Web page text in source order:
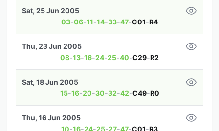
03-06-11-14-33-47-C01-R4
Sat, 25 Jun 2005
08-13-16-24-25-40-C29-R2
Thu, 23 Jun 2005
15-16-20-30-32-42-C49-R0
Sat, 18 Jun 2005
10-16-24-25-27-47-C01-R3
Thu, 16 Jun 2005